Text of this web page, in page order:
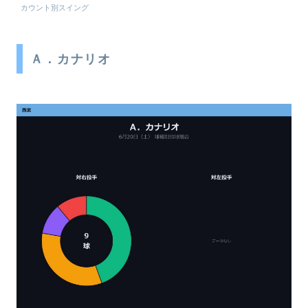
カウント別スイング
Ａ．カナリオ